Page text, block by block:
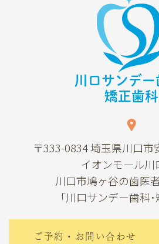
川口サンデー
矯正歯科
〒333-0834埼玉県川口市
イオンモール川
川口市鳩ヶ谷の歯医
「川口サンデー歯科･
ご予約・お問い合わせ